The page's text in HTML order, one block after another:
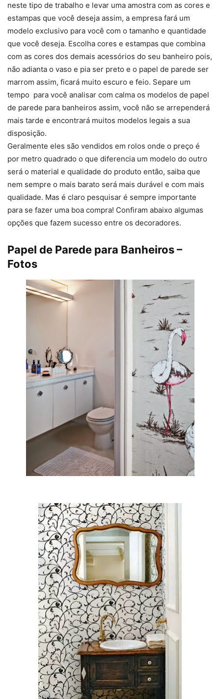
neste tipo de trabalho e levar uma amostra com as cores e
estampas que você deseja assim, a empresa fará um
modelo exclusivo para você com o tamanho e quantidade
que você deseja. Escolha cores e estampas que combina
com as cores dos demais acessórios do seu banheiro pois,
não adianta o vaso e pia ser preto e o papel de parede ser
marrom assim, ficará muito escuro e feio. Separe um
tempo para você analisar com calma os modelos de papel
de parede para banheiros assim, você não se arrependerá
mais tarde e encontrará muitos modelos legais a sua
disposição.
Geralmente eles são vendidos em rolos onde o preço é
por metro quadrado o que diferencia um modelo do outro
será o material e qualidade do produto então, saiba que
nem sempre o mais barato será mais durável e com mais
qualidade. Mas é claro pesquisar é sempre importante
para se fazer uma boa compra! Confiram abaixo algumas
opções que fazem sucesso entre os decoradores.
Papel de Parede para Banheiros–
Fotos